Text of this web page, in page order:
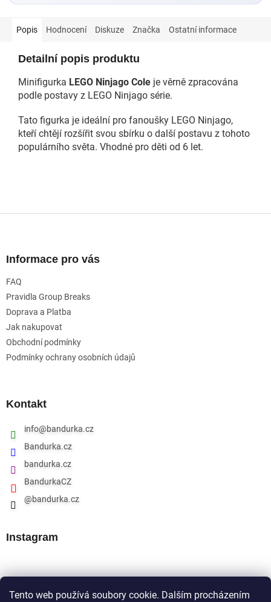
Tento web používá soubory cookie. Dalším procházením
Popis Hodnocení Diskuze Značka Ostatní informace
Detailní popis produktu
Minifigurka LEGO Ninjago Cole je věrně zpracována
podle postavy z LEGO Ninjago série.
Tato figurka je ideální pro fanoušky LEGO Ninjago,
kteří chtějí rozšířit svou sbírku o další postavu z tohoto
populárního světa. Vhodné pro děti od 6 let.
Informace pro vás
FAQ
Pravidla Group Breaks
Doprava a Platba
Jak nakupovat
Obchodní podmínky
Podmínky ochrany osobních údajů
Kontakt
info@bandurka.cz
Bandurka.cz
bandurka.cz
BandurkaCZ
@bandurka.cz
Instagram